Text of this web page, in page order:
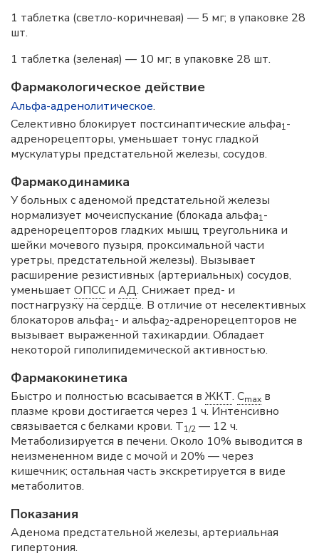
1 таблетка (светло-коричневая) — 5 мг; в упаковке 28
шт.
1 таблетка (зеленая) — 10 мг; в упаковке 28 шт.
Фармакологическое действие
Альфа-адренолитическое.
Селективно блокирует постсинаптические альфа1-
адренорецепторы, уменьшает тонус гладкой
мускулатуры предстательной железы, сосудов.
Фармакодинамика
У больных с аденомой предстательной железы
нормализует мочеиспускание (блокада альфа1-
адренорецепторов гладких мышц треугольника и
шейки мочевого пузыря, проксимальной части
уретры, предстательной железы). Вызывает
расширение резистивных (артериальных) сосудов,
уменьшает ОПСС и АД. Снижает пред- и
постнагрузку на сердце. В отличие от неселективных
блокаторов альфа1- и альфа2-адренорецепторов не
вызывает выраженной тахикардии. Обладает
некоторой гиполипидемической активностью.
Фармакокинетика
Быстро и полностью всасывается в ЖКТ. Cmax в
плазме крови достигается через 1 ч. Интенсивно
связывается с белками крови. T1/2 — 12 ч.
Метаболизируется в печени. Около 10% выводится в
неизмененном виде с мочой и 20% — через
кишечник; остальная часть экскретируется в виде
метаболитов.
Показания
Аденома предстательной железы, артериальная
гипертония.